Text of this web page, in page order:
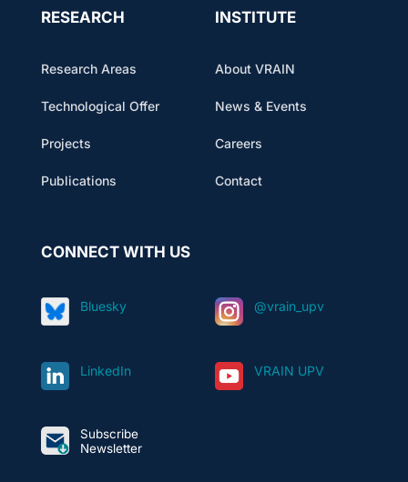
RESEARCH
Research Areas
Technological Offer
Projects
Publications
INSTITUTE
About VRAIN
News & Events
Careers
Contact
CONNECT WITH US
Bluesky @vrain_upv
LinkedIn VRAIN UPV
Subscribe
Newsletter